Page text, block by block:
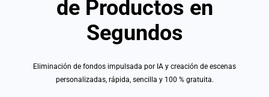
de Productos en
Segundos
Eliminación de fondos impulsada por IA y creación de escenas
personalizadas, rápida, sencilla y 100 % gratuita.